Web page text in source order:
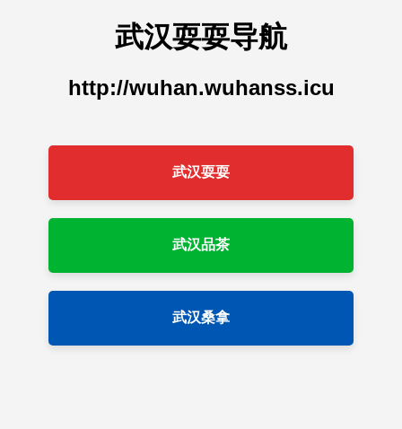
武汉耍耍导航
http://wuhan.wuhanss.icu
武汉耍耍
武汉品茶
武汉桑拿